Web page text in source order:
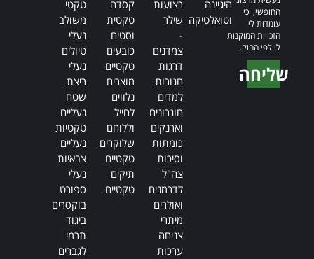
החופשי, וכי
עומדות לי
הזכויות המוקנות
לי לפי החוק.
שליחה
היגיינה
וטואלטיקה
רצועות
שילר
-
צמדנים
דרגות
חגורות
למדים
חוגרונים
וארנקים
כומתות
וסיכות
צה"ל
לדרמנים
ואולרים
מיתרי
צניחה
ערכות
קסדה
טקטית
וסטים
כובעים
טקטיים
מוצרים
נלווים
לחייל
וללוחם
שלוקרים
טקטיים
תיקים
טקטיים
טקטי
משולב
נעלי
טיולים
נעלי
ריצת
שטח
נעליים
טקטיות
נעליים
צבאיות
נעלי
ספורט
בוקסרים
ביגוד
תרמי
לגברים